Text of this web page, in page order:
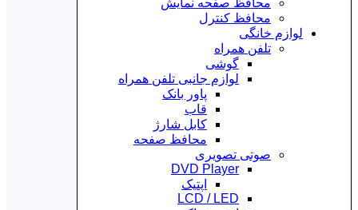
محافظ صفحه نمایش
محافظ کنترل
لوازم خانگی
تلفن همراه
گوشی
لوازم جانبی تلفن همراه
پاور بانک
قاب
کابل شارژ
محافظ صفحه
صوتی تصویری
DVD Player
اپتیک
LCD / LED